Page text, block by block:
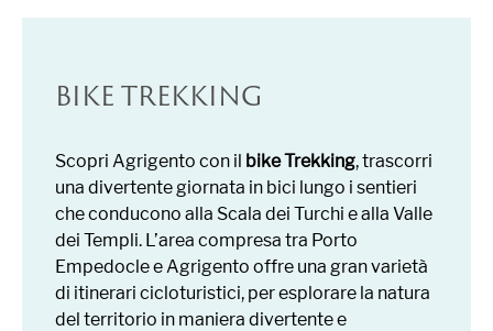
BIKE TREKKING
Scopri Agrigento con il bike Trekking, trascorri
una divertente giornata in bici lungo i sentieri
che conducono alla Scala dei Turchi e alla Valle
dei Templi. L’area compresa tra Porto
Empedocle e Agrigento offre una gran varietà
di itinerari cicloturistici, per esplorare la natura
del territorio in maniera divertente e